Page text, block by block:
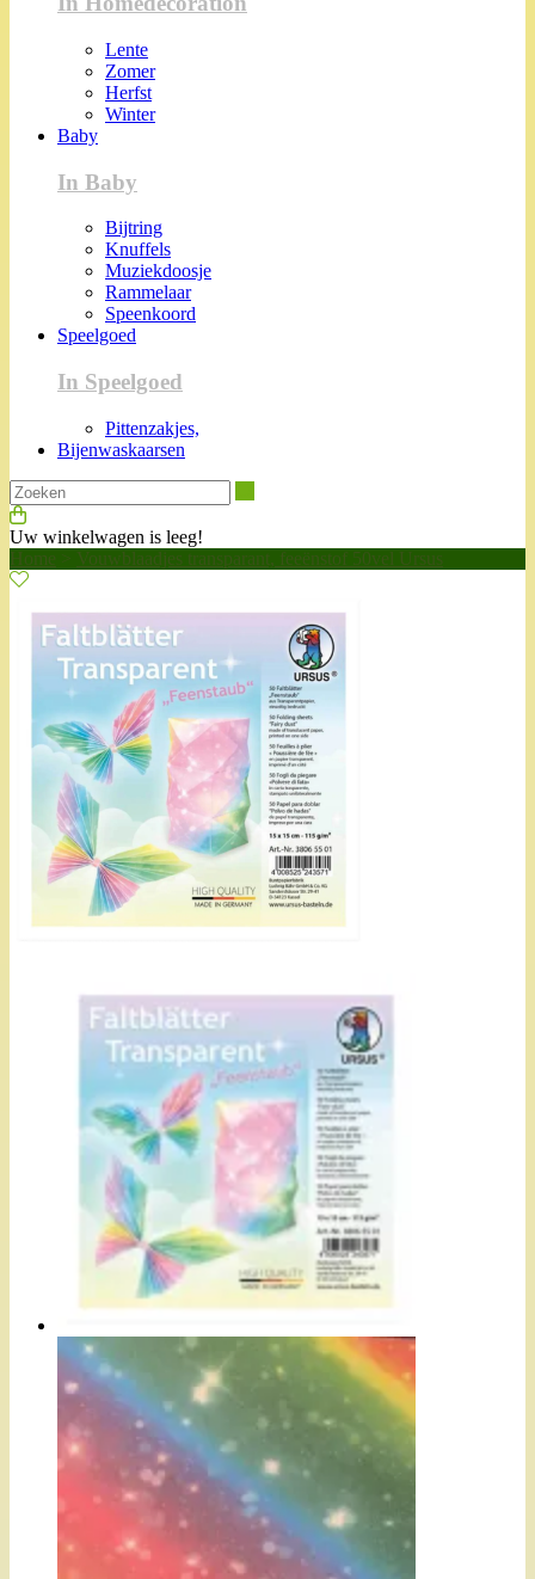
Lente
Zomer
Herfst
Winter
Baby
In Baby
Bijtring
Knuffels
Muziekdoosje
Rammelaar
Speenkoord
Speelgoed
In Speelgoed
Pittenzakjes,
Bijenwaskaarsen
Uw winkelwagen is leeg!
Home
Vouwblaadjes transparant, feeënstof 50vel Ursus